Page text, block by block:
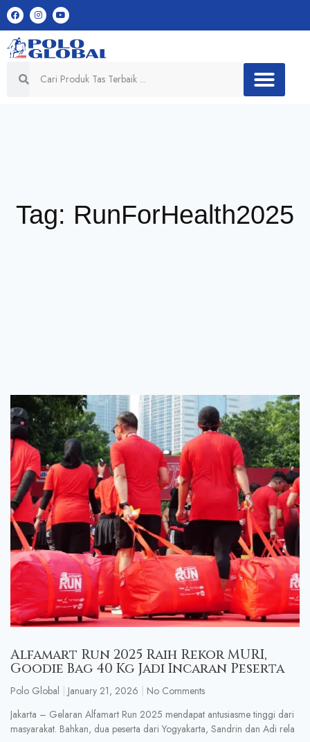
Tag: RunForHealth2025
Alfamart Run 2025 Raih Rekor MURI,
Goodie Bag 40 Kg Jadi Incaran Peserta
Polo Global January 21, 2026
No Comments
Jakarta – Gelaran Alfamart Run 2025 mendapat antusiasme tinggi dari
masyarakat. Bahkan, dua peserta dari Yogyakarta, Sandrin dan Adi rela